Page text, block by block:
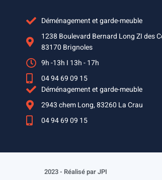
Déménagement et garde-meuble
1238 Boulevard Bernard Long ZI des
83170 Brignoles
9h -13h I 13h - 17h
04 94 69 09 15
Déménagement et garde-meuble
2943 chem Long, 83260 La Crau
04 94 69 09 15
2023 - Réalisé par JPI